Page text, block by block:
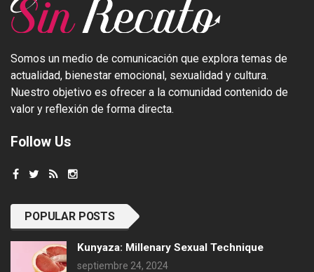
Somos un medio de comunicación que explora temas de
actualidad, bienestar emocional, sexualidad y cultura.
Nuestro objetivo es ofrecer a la comunidad contenido de
valor y reflexión de forma directa.
Follow Us
POPULAR POSTS
Kunyaza: Millenary Sexual Technique
septiembre 24, 2024